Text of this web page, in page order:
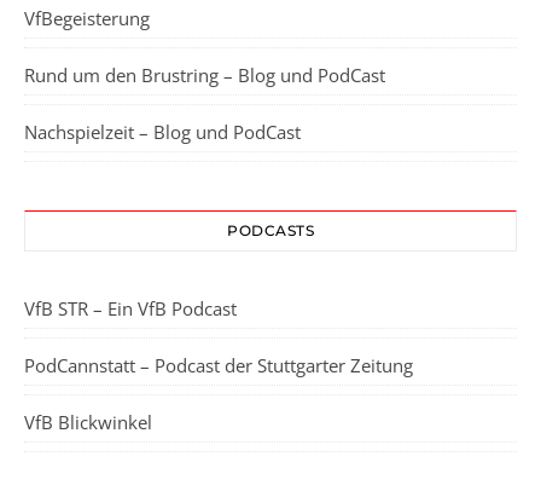
VfBegeisterung
Rund um den Brustring – Blog und PodCast
Nachspielzeit – Blog und PodCast
PODCASTS
VfB STR – Ein VfB Podcast
PodCannstatt – Podcast der Stuttgarter Zeitung
VfB Blickwinkel